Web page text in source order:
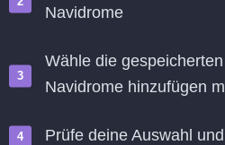
Navidrome
Wähle die
Navidrome hinzufügen
Prüfe deine Auswahl